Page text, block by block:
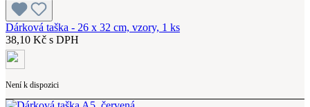
Dárková taška - 26 x 32 cm, vzory, 1 ks
38,10 Kč s DPH
Není k dispozici